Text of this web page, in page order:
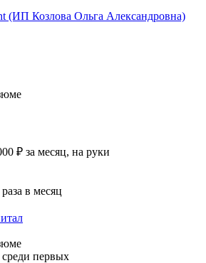
(ИП Козлова Ольга Александровна)
₽ за месяц, на руки
в месяц
первых